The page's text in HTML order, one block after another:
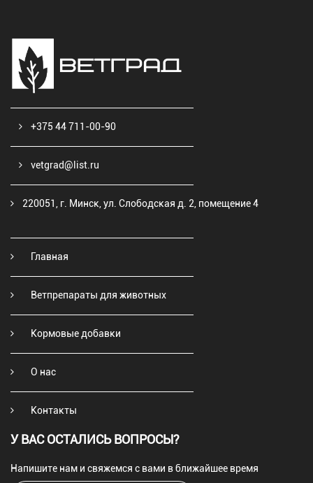
+375 44 711-00-90
vetgrad@list.ru
220051, г. Минск, ул. Слободская д. 2, помещение 4
Главная
Ветпрепараты для животных
Кормовые добавки
О нас
Контакты
У ВАС ОСТАЛИСЬ ВОПРОСЫ?
Напишите нам и свяжемся с вами в ближайшее время